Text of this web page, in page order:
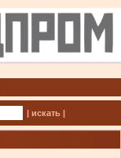
| искать |